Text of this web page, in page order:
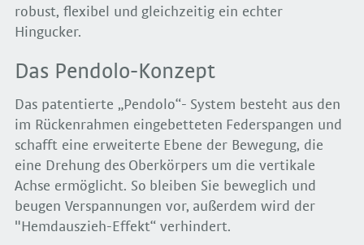
robust, flexibel und gleichzeitig ein echter
Hingucker.
Das Pendolo-Konzept
Das patentierte „Pendolo“- System besteht aus den
im Rückenrahmen eingebetteten Federspangen und
schafft eine erweiterte Ebene der Bewegung, die
eine Drehung des Oberkörpers um die vertikale
Achse ermöglicht. So bleiben Sie beweglich und
beugen Verspannungen vor, außerdem wird der
"Hemdauszieh-Effekt“ verhindert.